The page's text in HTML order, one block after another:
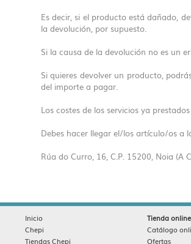
Es decir, si el producto está dañado,
la devolución, por supuesto.
Si la causa de la devolución no es un
Si quieres devolver un producto​,
del importe a pagar.
Los costes de los servicios ya
Debes hacer llegar el/los artículo/os a
Rúa do Curro, 16, C.P. 15200, Noia (A
Inicio
Chepi
Tiendas Chepi
Tienda online
Catálogo
Ofertas